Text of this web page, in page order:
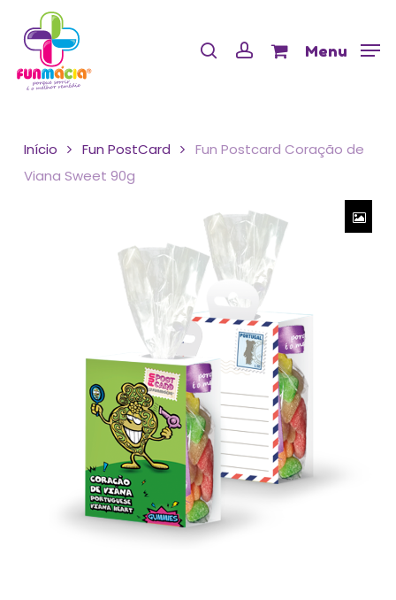
main
content
search
Menu
Cart Cart
Início Fun PostCard
Fun Postcard Coração de
Viana Sweet 90g